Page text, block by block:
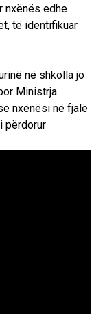
nxënës edhe
të identifikuar
në shkolla jo
Ministrja
nxënësi në fjalë
përdorur